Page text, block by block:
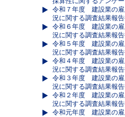
令和７年度 建設業の雇
況に関する調査結果報
令和６年度 建設業の雇
況に関する調査結果報
令和５年度 建設業の雇
況に関する調査結果報
令和４年度 建設業の雇
況に関する調査結果報
令和３年度 建設業の雇
況に関する調査結果報
令和２年度 建設業の雇
況に関する調査結果報
令和元年度 建設業の雇